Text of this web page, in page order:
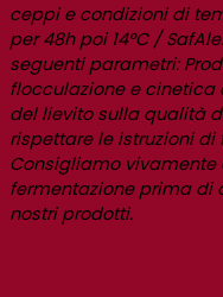
ceppi e condizioni di
per 48h poi 14°C /
seguenti parametri:
flocculazione e cinetica
del lievito sulla qualità
rispettare le istruzioni
Consigliamo
fermentazione prima di
nostri prodotti.